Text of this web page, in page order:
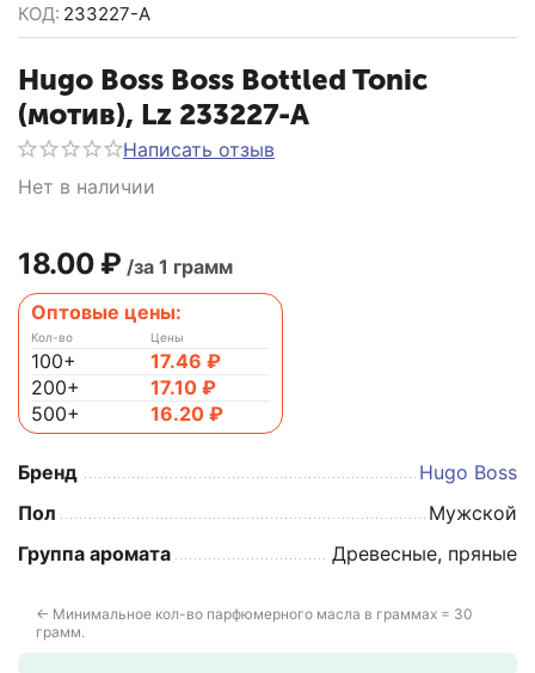
КОД: 233227-A
Hugo Boss Boss Bottled Tonic
(мотив), Lz 233227-A
Написать отзыв
Нет в наличии
18.00 ₽ /за 1 грамм
Оптовые цены:
Кол-во
100+
200+
500+
Цены
17.46 ₽
17.10 ₽
16.20 ₽
Бренд
Hugo Boss
Пол
Мужской
Группа аромата
Древесные, пряные
← Минимальное кол-во парфюмерного масла в граммах = 30
грамм.